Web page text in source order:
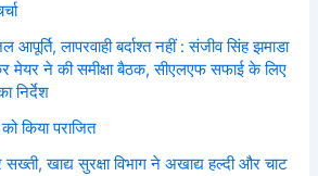
आपूर्ति, लापरवाही बर्दाश्त नहीं : संजीव सिंह झमाडा
मेयर ने की समीक्षा बैठक, सीएलएफ सफाई के लिए
निर्देश
किया पराजित
खाद्य सुरक्षा विभाग ने अखाद्य हल्दी और चाट